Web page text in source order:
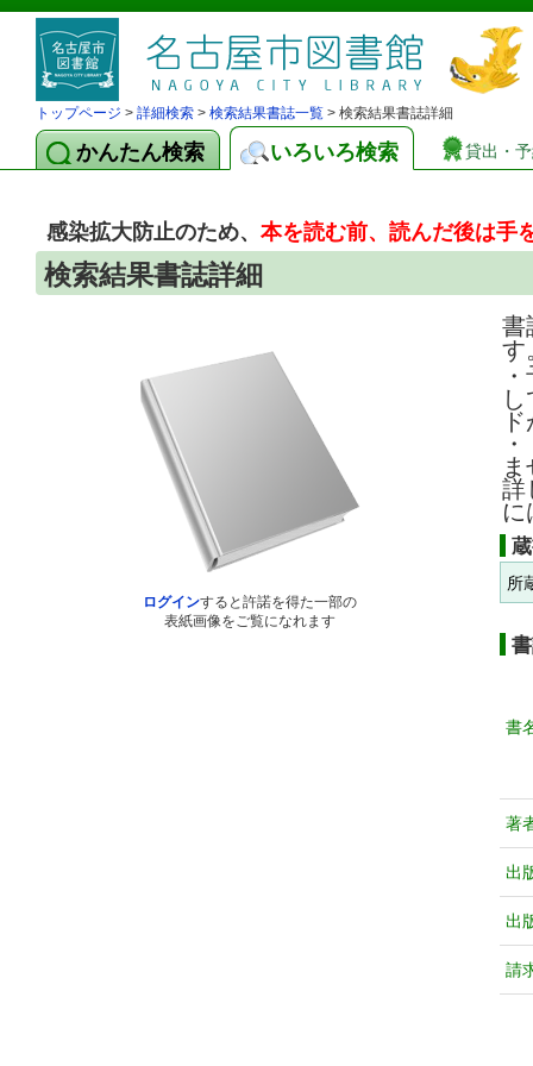
トップページ > 詳細検索 > 検索結果書誌一覧 > 検索結果書誌詳細
かんたん検索 いろいろ検索 貸出・
感染拡大防止のため、本を読む前、読んだ後は手
検索結果書誌詳細
ログインすると許諾を得た一部の
表紙画像をご覧になれます
書
す
詳
に
所
書
著
出
出
請